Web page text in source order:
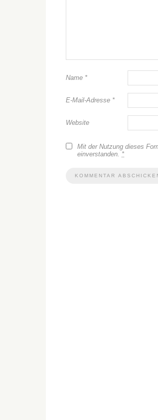
Name *
E-Mail-Adresse *
Website
Mit der Nutzung dieses
einverstanden. *